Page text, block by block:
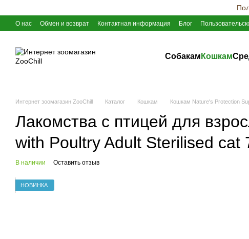
О нас Обмен и возврат Контактная информация Блог
Собакам Кошкам
Интернет зоомагазин ZooChill Каталог Кошкам Кошкам Nature's Protection
Лакомства с птицей для
with Poultry Adult Sterilised cat
В наличии Оставить отзыв
НОВИНКА